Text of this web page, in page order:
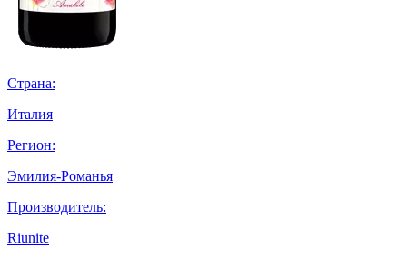
Страна:
Италия
Регион:
Эмилия-Романья
Производитель:
Riunite